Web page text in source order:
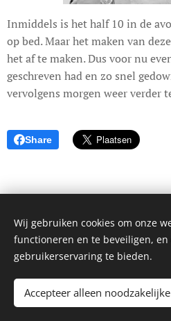
Inmiddels is het half 10 in de
op bed. Maar het maken van
het af te maken. Dus voor nu
geschreven had en zo snel
vervolgens morgen weer verder
Share
© 2017 Dagboek van een
Cookies
Talen
Nederlands
Wij gebruiken cookies om onze
functioneren en te beveiligen,
gebruikerservaring te bieden.
Accepteer alleen noodzakelijke